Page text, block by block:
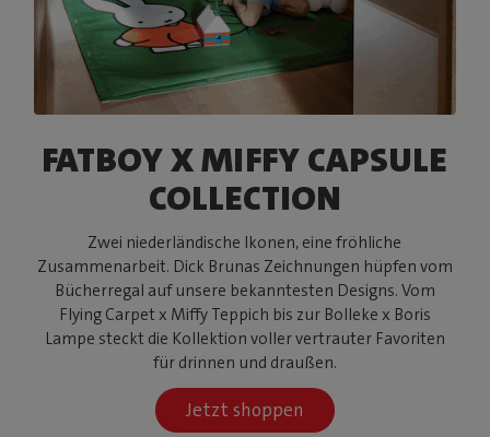
FATBOY X MIFFY CAPSULE
COLLECTION
Zwei niederländische Ikonen, eine fröhliche
Zusammenarbeit. Dick Brunas Zeichnungen hüpfen vom
Bücherregal auf unsere bekanntesten Designs. Vom
Flying Carpet x Miffy Teppich bis zur Bolleke x Boris
Lampe steckt die Kollektion voller vertrauter Favoriten
für drinnen und draußen.
Jetzt shoppen